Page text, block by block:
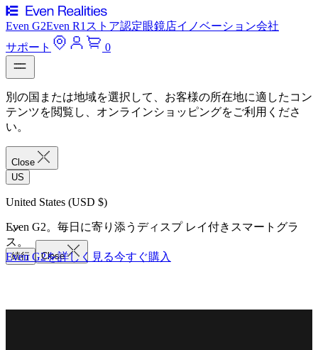
Even G2Even R1 ストア認定眼鏡店イノベーション会社
サポート
0
別の国または地域を選択して、お客様の所在地に適したコン
テンツを閲覧し、オンラインショッピングをご利用くださ
い。
Close
US
United States (USD $)
続行 Close
Even G2。毎日に寄り添うディスプ レイ付きスマートグラ
ス。
Even G2を詳しく見る今すぐ購入